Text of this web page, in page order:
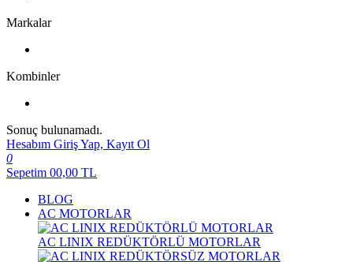
Markalar
Kombinler
Sonuç bulunamadı.
Hesabım Giriş Yap, Kayıt Ol
0
Sepetim 00,00 TL
BLOG
AC MOTORLAR
AC LINIX REDÜKTÖRLÜ MOTORLAR